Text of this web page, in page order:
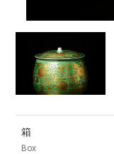
箱
Box